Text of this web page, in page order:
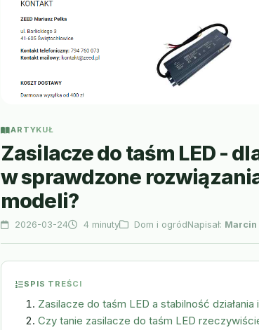
ARTYKUŁ
Zasilacze do taśm LED -
w sprawdzone
modeli?
2026-03-24 4 minuty Dom i ogródNapisał:
SPIS TREŚCI
Zasilacze do taśm LED a stabilność działania
Czy tanie zasilacze do taśm LED